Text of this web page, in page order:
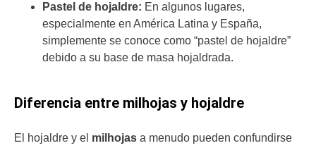
Pastel de hojaldre: En algunos lugares,
especialmente en América Latina y España,
simplemente se conoce como “pastel de hojaldre”
debido a su base de masa hojaldrada.
Diferencia entre milhojas y hojaldre
El hojaldre y el milhojas a menudo pueden confundirse